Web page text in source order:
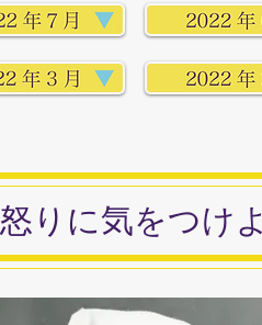
​怒りに気をつけよ